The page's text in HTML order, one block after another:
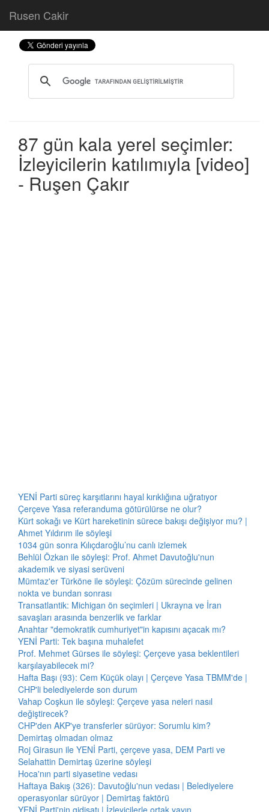
Rusen Cakir
87 gün kala yerel seçimler:
İzleyicilerin katılımıyla [video]
- Ruşen Çakır
YENİ Parti süreç karşıtlarını hayal kırıklığına uğratıyor
Çerçeve Yasa referanduma götürülürse ne olur?
Kürt sokağı ve Kürt hareketinin sürece bakışı değişiyor mu? |
Ahmet Yıldırım ile söyleşi
1034 gün sonra Kılıçdaroğlu’nu canlı izlemek
Behlül Özkan ile söyleşi: Prof. Ahmet Davutoğlu'nun
akademik ve siyasi serüveni
Mümtaz'er Türköne ile söyleşi: Çözüm sürecinde gelinen
nokta ve bundan sonrası
Transatlantik: Michigan ön seçimleri | Ukrayna ve İran
savaşları arasında benzerlik ve farklar
Anahtar "demokratik cumhuriyet"in kapısını açacak mı?
YENİ Parti: Tek başına muhalefet
Prof. Mehmet Gürses ile söyleşi: Çerçeve yasa beklentileri
karşılayabilecek mi?
Hafta Başı (93): Cem Küçük olayı | Çerçeve Yasa TBMM'de |
CHP'li belediyelerde son durum
Vahap Coşkun ile söyleşi: Çerçeve yasa neleri nasıl
değiştirecek?
CHP'den AKP'ye transferler sürüyor: Sorumlu kim?
Demirtaş olmadan olmaz
Roj Girasun ile YENİ Parti, çerçeve yasa, DEM Parti ve
Selahattin Demirtaş üzerine söyleşi
Hoca'nın parti siyasetine vedası
Haftaya Bakış (326): Davutoğlu'nun vedası | Belediyelere
operasyonlar sürüyor | Demirtaş faktörü
YENİ Parti'nin gidişatı | İzleyicilerle ortak yayın